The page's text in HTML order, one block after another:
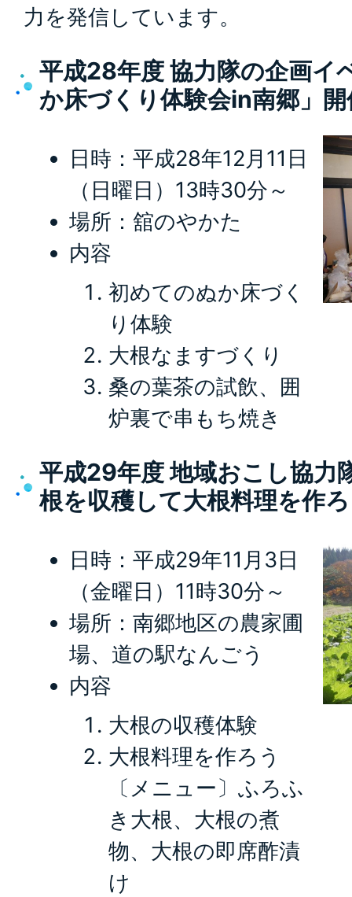
力を発信しています。
平成28年度 協力隊の企画イ
か床づくり体験会in南郷」開
日時：平成28年12月11日
（日曜日）13時30分～
場所：舘のやかた
内容
初めてのぬか床づく
り体験
大根なますづくり
桑の葉茶の試飲、囲
炉裏で串もち焼き
平成29年度 地域おこし協力
根を収穫して大根料理を作
日時：平成29年11月3日
（金曜日）11時30分～
場所：南郷地区の農家圃
場、道の駅なんごう
内容
大根の収穫体験
大根料理を作ろう
〔メニュー〕ふろふ
き大根、大根の煮
物、大根の即席酢漬
け